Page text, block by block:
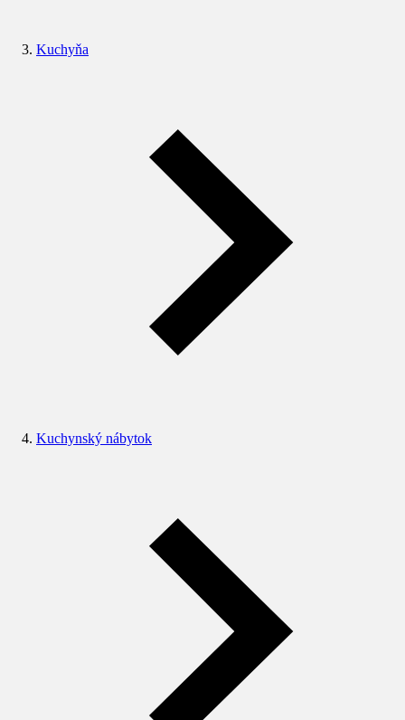
Kuchyňa
Kuchynský nábytok